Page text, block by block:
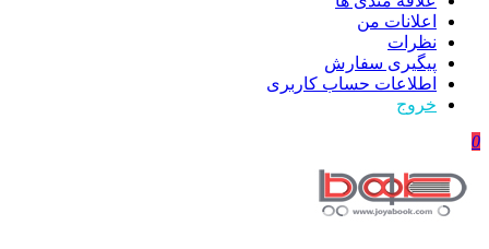
اعلانات من
نظرات
پیگیری سفارش
اطلاعات حساب كاربری
خروج
0